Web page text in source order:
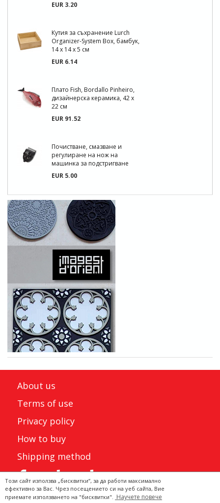
EUR 3.20
Кутия за съхранение Lurch
Organizer-System Box, бамбук,
14 х 14 х 5 см
EUR 6.14
Плато Fish, Bordallo Pinheiro,
дизаѝнерска керамика, 42 х
22 см
EUR 91.52
Почистване, смазване и
регулиране на нож на
машинка за подстригване
EUR 5.00
About us
Terms of use
Privacy policy
How to buy
Shipping method
Този сайт използва „бисквитки“, за да работи максимално
ефективно за Вас. Чрез посещението си на уеб сайта, Вие
приемате използването на "бисквитки".
Научете повече